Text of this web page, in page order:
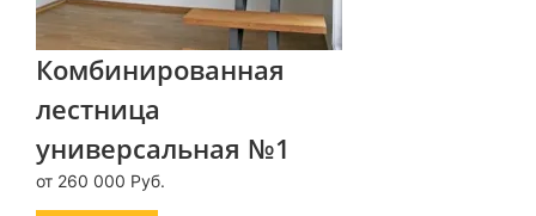
Комбинированная
лестница
универсальная №1
от 260 000 Руб.